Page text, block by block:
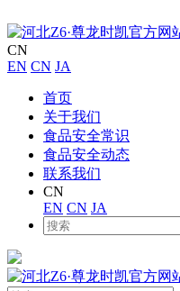
CN
EN CN JA
首页
关于我们
食品安全常识
食品安全动态
联系我们
CN
EN CN JA